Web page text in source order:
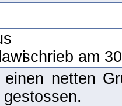
schrieb am
netten